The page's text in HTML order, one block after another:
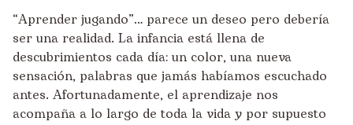
“Aprender jugando”… parece un deseo pero debería
ser una realidad. La infancia está llena de
descubrimientos cada día: un color, una nueva
sensación, palabras que jamás habíamos escuchado
antes. Afortunadamente, el aprendizaje nos
acompaña a lo largo de toda la vida y por supuesto